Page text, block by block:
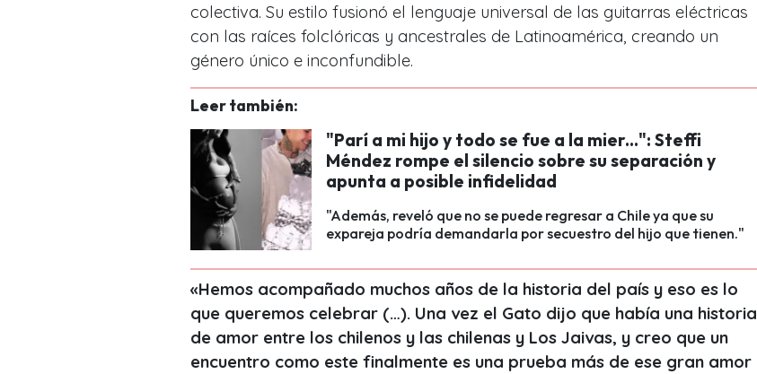
colectiva. Su estilo fusionó el lenguaje universal de las guitarras eléctricas
con las raíces folclóricas y ancestrales de Latinoamérica, creando un
género único e inconfundible.
Leer también:
"Parí a mi hijo y todo se fue a la mier...": Steffi
Méndez rompe el silencio sobre su separación y
apunta a posible infidelidad
"Además, reveló que no se puede regresar a Chile ya que su
expareja podría demandarla por secuestro del hijo que tienen."
«Hemos acompañado muchos años de la historia del país y eso es lo
que queremos celebrar (…). Una vez el Gato dijo que había una historia
de amor entre los chilenos y las chilenas y Los Jaivas, y creo que un
encuentro como este finalmente es una prueba más de ese gran amor